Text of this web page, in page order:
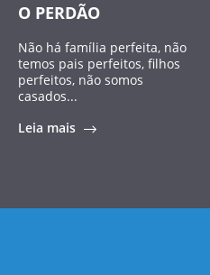
O PERDÃO
Não há família perfeita, não
temos pais perfeitos, filhos
perfeitos, não somos
casados...
Leia mais